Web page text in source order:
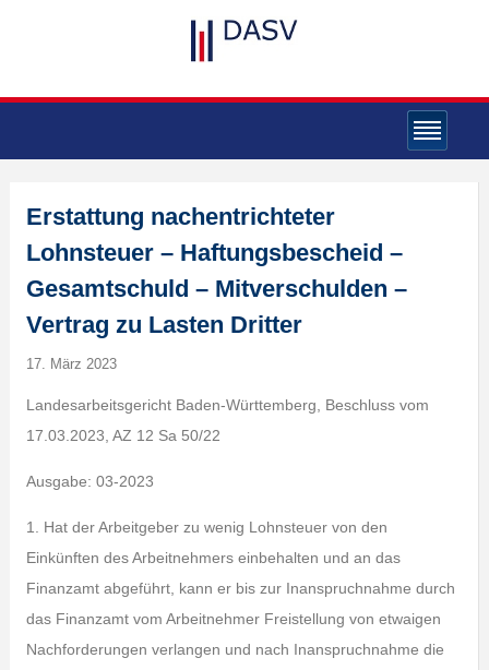
Erstattung nachentrichteter
Lohnsteuer – Haftungsbescheid –
Gesamtschuld – Mitverschulden –
Vertrag zu Lasten Dritter
17. März 2023
Landesarbeitsgericht Baden-Württemberg, Beschluss vom
17.03.2023, AZ 12 Sa 50/22
Ausgabe: 03-2023
1. Hat der Arbeitgeber zu wenig Lohnsteuer von den
Einkünften des Arbeitnehmers einbehalten und an das
Finanzamt abgeführt, kann er bis zur Inanspruchnahme durch
das Finanzamt vom Arbeitnehmer Freistellung von etwaigen
Nachforderungen verlangen und nach Inanspruchnahme die